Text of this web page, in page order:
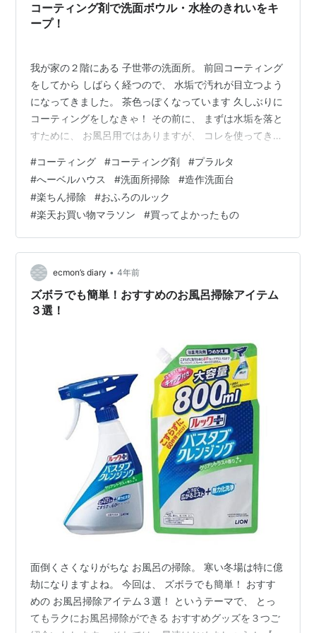
コーティング剤で洗面ボウル・水栓のきれいをキ
ープ！
我が家の２階にある 子世帯の洗面所。 前回コーティング
をしてから しばらく経つので、 水垢で汚れが目立つよう
になってきました。 茶色っぽくなっています 久しぶりに
コーティングをしなきゃ！ その前に、 まずは水垢を落と
すために、 お風呂用ではありますが、 コレを使ってきれ
単にスルッときれいになります。 あっという間にきれ
い！ 排水栓もきれいにして。 あとは、水滴をふき取っ
て、 コーティング剤を使っていきます。 容器をよく振っ
て スプレーをし、 よーくふき取って 乾かしたら終了！
ピカピカ！ 水栓もピカピカ！ 楽ちん簡単♪ これで、また
しばらく…
#コーティング #コーティング剤 #プラルタ
#へーベルハウス #洗面所掃除 #造作洗面台
#楽ちん掃除 #おふろのルック
#楽天お買い物マラソン #買ってよかったもの
ecmon’s diary • 4年前
ズボラでも簡単！おすすめのお風呂掃除アイテム
３選！
面倒くさくなりがちな お風呂の掃除。 寒い冬場は特に億
劫になりますよね。 今回は、 ズボラでも簡単！ おすす
めの お風呂掃除アイテム３選！ というテーマで、 とっ
てもラクにお風呂掃除ができる おすすめグッズを３つご